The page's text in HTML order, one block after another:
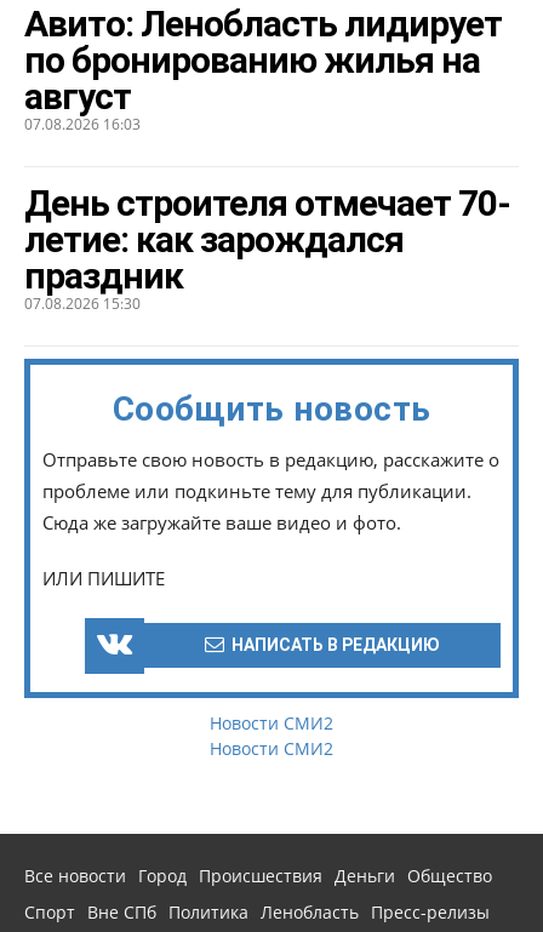
Авито: Ленобласть лидирует
по бронированию жилья на
август
07.08.2026 16:03
День строителя отмечает 70-
летие: как зарождался
праздник
07.08.2026 15:30
Сообщить новость
Отправьте свою новость в редакцию, расскажите о
проблеме или подкиньте тему для публикации.
Сюда же загружайте ваше видео и фото.
ИЛИ ПИШИТЕ
НАПИСАТЬ В РЕДАКЦИЮ
Новости СМИ2
Новости СМИ2
Все новости Город Происшествия Деньги
Общество
Спорт Вне СПб Политика Ленобласть Пресс-релизы